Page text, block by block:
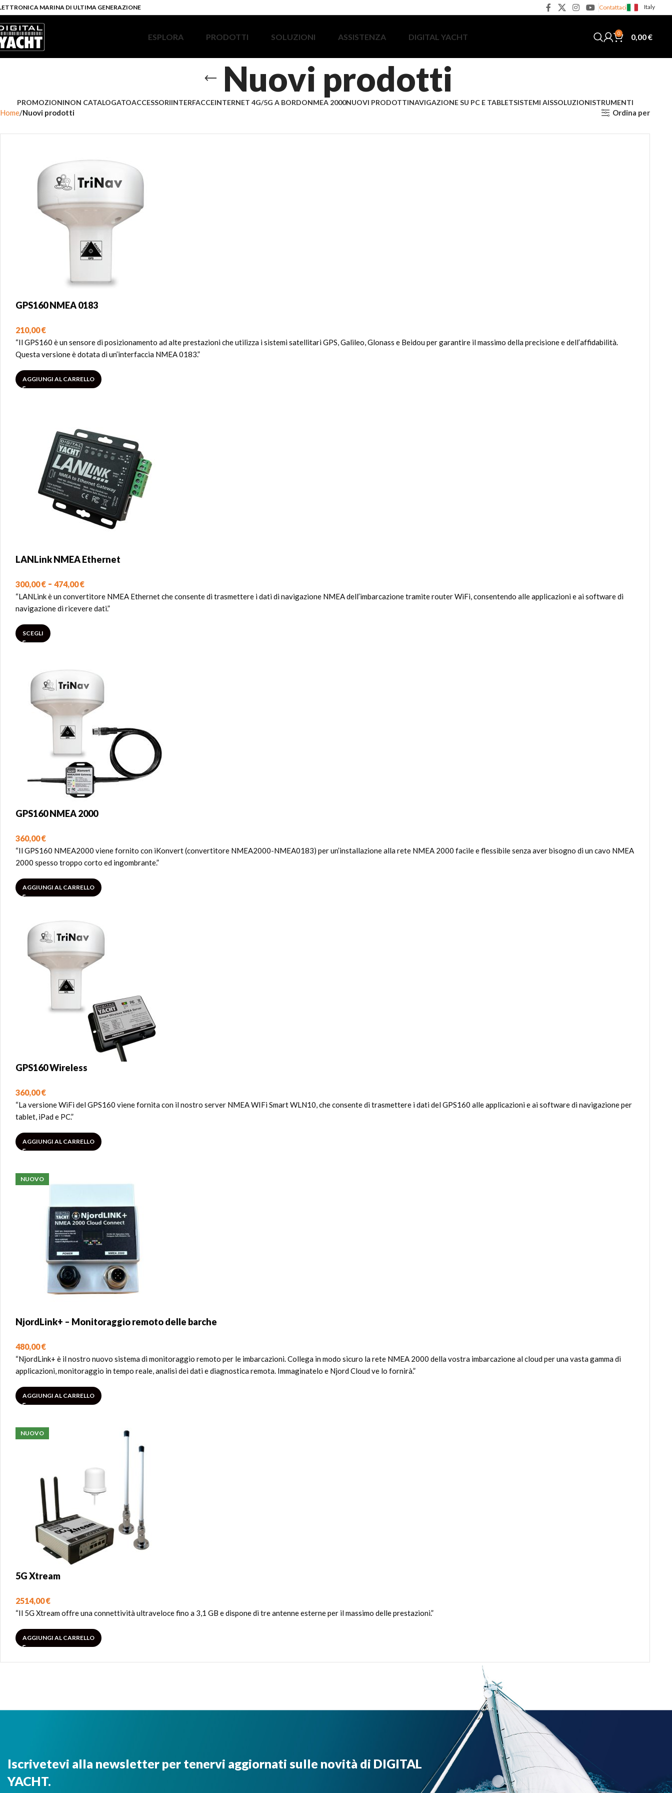
MARINA DI ULTIMA GENERAZIONE Contattaci Italy
ESPLORA PRODOTTI SOLUZIONI ASSISTENZA DIGITAL YACHT 0 0,00€
Nuovi prodotti
PROMOZIONINON CATALOGATOACCESSORIINTERFACCEINTERNET 4G/5G A BORDONMEA 2000NUOVI PRODOTTINAVIGAZIONE SU PC E TABLETSISTEMI AISSOLUZIONISTRUMENTI
Home Nuovi prodotti Ordina per
GPS160 NMEA 0183
210,00€
“Il GPS160 è un sensore di posizionamento ad alte prestazioni che utilizza i sistemi satellitari GPS, Galileo, Glonass e Beidou per garantire il massimo della precisione e dell’affidabilità.
Questa versione è dotata di un’interfaccia NMEA 0183.”
AGGIUNGI AL CARRELLO
LANLink NMEA Ethernet
300,00€ - 474,00€
“LANLink è un convertitore NMEA Ethernet che consente di trasmettere i dati di navigazione NMEA dell’imbarcazione tramite router WiFi, consentendo alle applicazioni e ai software di
navigazione di ricevere dati.”
SCEGLI
GPS160 NMEA 2000
360,00€
“Il GPS160 NMEA2000 viene fornito con iKonvert (convertitore NMEA2000-NMEA0183) per un’installazione alla rete NMEA 2000 facile e flessibile senza aver bisogno di un cavo NMEA
2000 spesso troppo corto ed ingombrante.”
AGGIUNGI AL CARRELLO
GPS160 Wireless
360,00€
“La versione WiFi del GPS160 viene fornita con il nostro server NMEA WIFi Smart WLN10, che consente di trasmettere i dati del GPS160 alle applicazioni e ai software di navigazione per
tablet, iPad e PC.”
AGGIUNGI AL CARRELLO
NUOVO
NjordLink+ – Monitoraggio remoto delle barche
480,00€
“NjordLink+ è il nostro nuovo sistema di monitoraggio remoto per le imbarcazioni. Collega in modo sicuro la rete NMEA 2000 della vostra imbarcazione al cloud per una vasta gamma di
applicazioni, monitoraggio in tempo reale, analisi dei dati e diagnostica remota. Immaginatelo e Njord Cloud ve lo fornirà.”
AGGIUNGI AL CARRELLO
NUOVO
5G Xtream
2514,00€
“Il 5G Xtream offre una connettività ultraveloce fino a 3,1 GB e dispone di tre antenne esterne per il massimo delle prestazioni.”
AGGIUNGI AL CARRELLO
Iscrivetevi alla newsletter per tenervi aggiornati sulle novità di DIGITAL
YACHT.